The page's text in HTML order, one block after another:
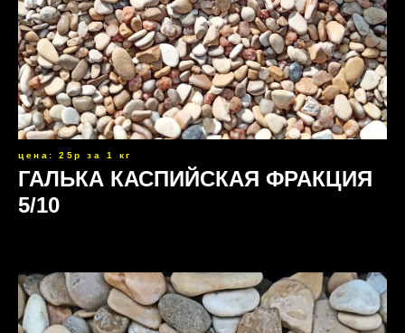
цена: 25р за 1 кг
ГАЛЬКА КАСПИЙСКАЯ ФРАКЦИЯ
5/10